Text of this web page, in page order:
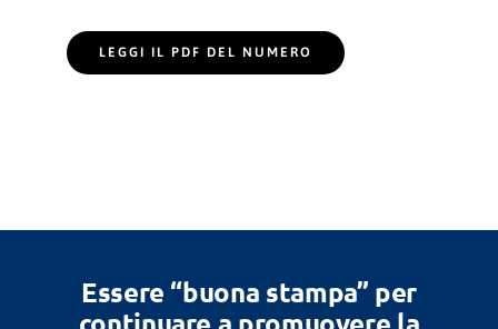
LEGGI IL PDF DEL NUMERO
Essere “buona stampa” per